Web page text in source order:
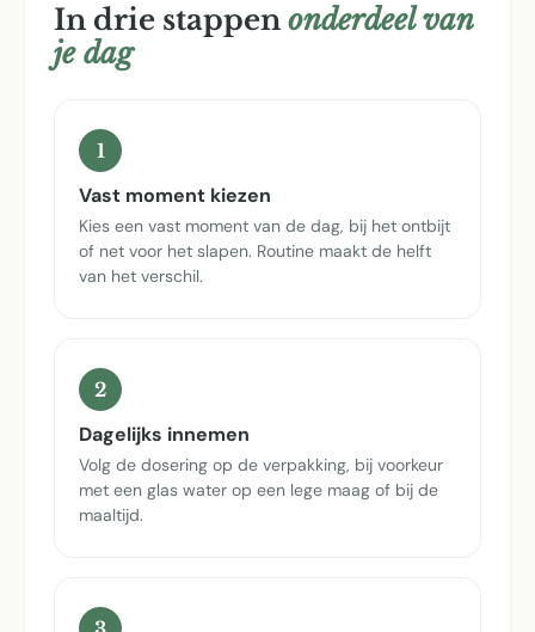
In drie stappen onderdeel van
je dag
1
Vast moment kiezen
Kies een vast moment van de dag, bij het ontbijt
of net voor het slapen. Routine maakt de helft
van het verschil.
2
Dagelijks innemen
Volg de dosering op de verpakking, bij voorkeur
met een glas water op een lege maag of bij de
maaltijd.